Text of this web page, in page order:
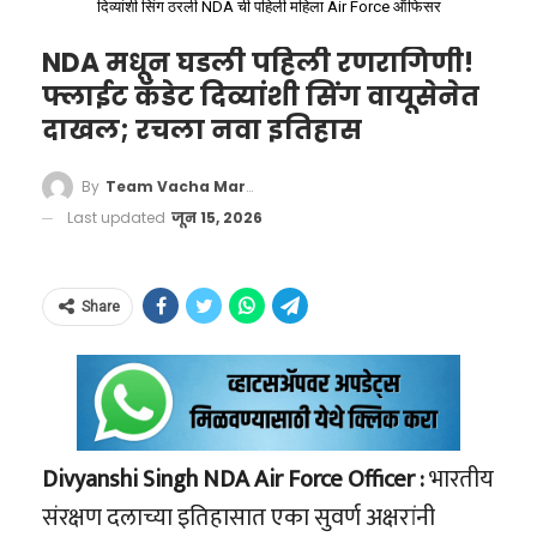
मिळू लागला आहे.
ईव्ही (EV – Electric Vehicle) आणि बॅटरी
टेक्नॉलॉजी: संपूर्ण जग आता पेट्रोल-डिझेल सोडून
इलेक्ट्रिक गाड्यांकडे वळले आहे. ईव्ही बॅटरी
मॅनेजमेंट, चार्जिंग स्टेशन इन्स्टॉलेशन, आणि ईव्ही
Govt Tightens Cough Syrup
Rules, Prescription Needed for
More
Formulations#CoughSyrupRules
#IndiaPharmaNews
#PrescriptionMedicine
दिव्यांशी सिंग ठरली NDA ची पहिली महिला Air Force ऑफिसर
NDA मधून घडली पहिली रणरागिणी!
फ्लाईट कॅडेट दिव्यांशी सिंग वायूसेनेत
दाखल; रचला नवा इतिहास
By Team Vacha Marathi
Last updated जून 15, 2026
Share
Divyanshi Singh NDA Air Force Officer :भारतीय
संरक्षण दलाच्या इतिहासात एका सुवर्ण अक्षरांनी